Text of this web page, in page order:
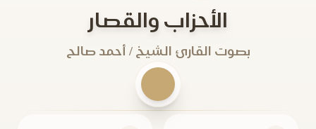
الأحزاب والقصار
بصوت القارئ الشيخ / أحمد صالح